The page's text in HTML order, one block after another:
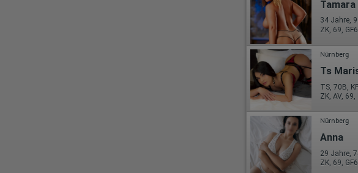
von Umfragen und
eingebunden sind,
Herausgeber:
Hotjar Limited, Malta
Erhobene Daten:
Datum und
Gerätetyp
Geografischer
Mausbewegungen
Besuchte Seiten
Referrer URL
Eindeutige
Tamara
34 Jahre,
ZK, 69,
Nürnberg
Ts
TS, 70B,
ZK, AV,
Nürnberg
Anna
29 Jahre,
ZK, 69,